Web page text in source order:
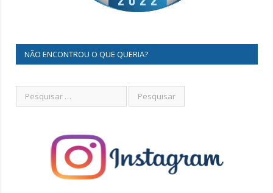
NÃO ENCONTROU O QUE QUERIA?